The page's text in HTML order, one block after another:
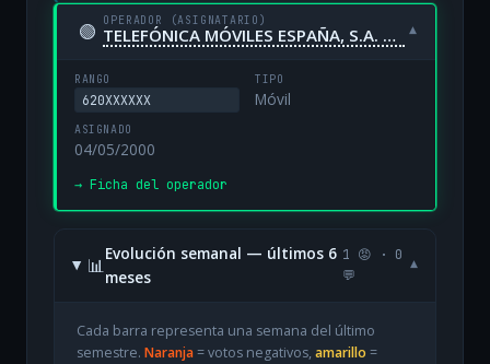
🟢 OPERADOR (ASIGNATARIO)
TELEFÓNICA MÓVILES ESPAÑA, S.A. UNIPERSONAL ▾
RANGO
620XXXXXX
TIPO
Móvil
ASIGNADO
04/05/2000
→ Ficha del operador
📊
Evolución semanal — últimos 6
meses
1 😡 · 0
💬
▾
Cada barra representa una semana del último
semestre. Naranja= votos negativos, amarillo =